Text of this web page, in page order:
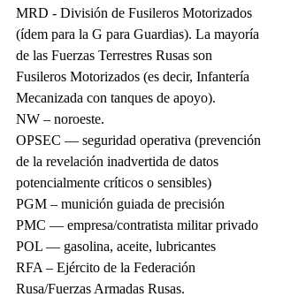
MRD - División de Fusileros Motorizados
(ídem para la G para Guardias). La mayoría
de las Fuerzas Terrestres Rusas son
Fusileros Motorizados (es decir, Infantería
Mecanizada con tanques de apoyo).
NW – noroeste.
OPSEC — seguridad operativa (prevención
de la revelación inadvertida de datos
potencialmente críticos o sensibles)
PGM – munición guiada de precisión
PMC — empresa/contratista militar privado
POL — gasolina, aceite, lubricantes
RFA – Ejército de la Federación
Rusa/Fuerzas Armadas Rusas.